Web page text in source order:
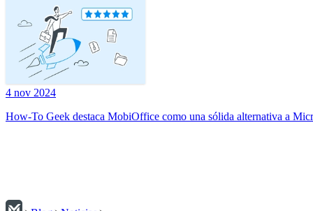
4 nov 2024
How-To Geek destaca MobiOffice como una sólida alternativa a